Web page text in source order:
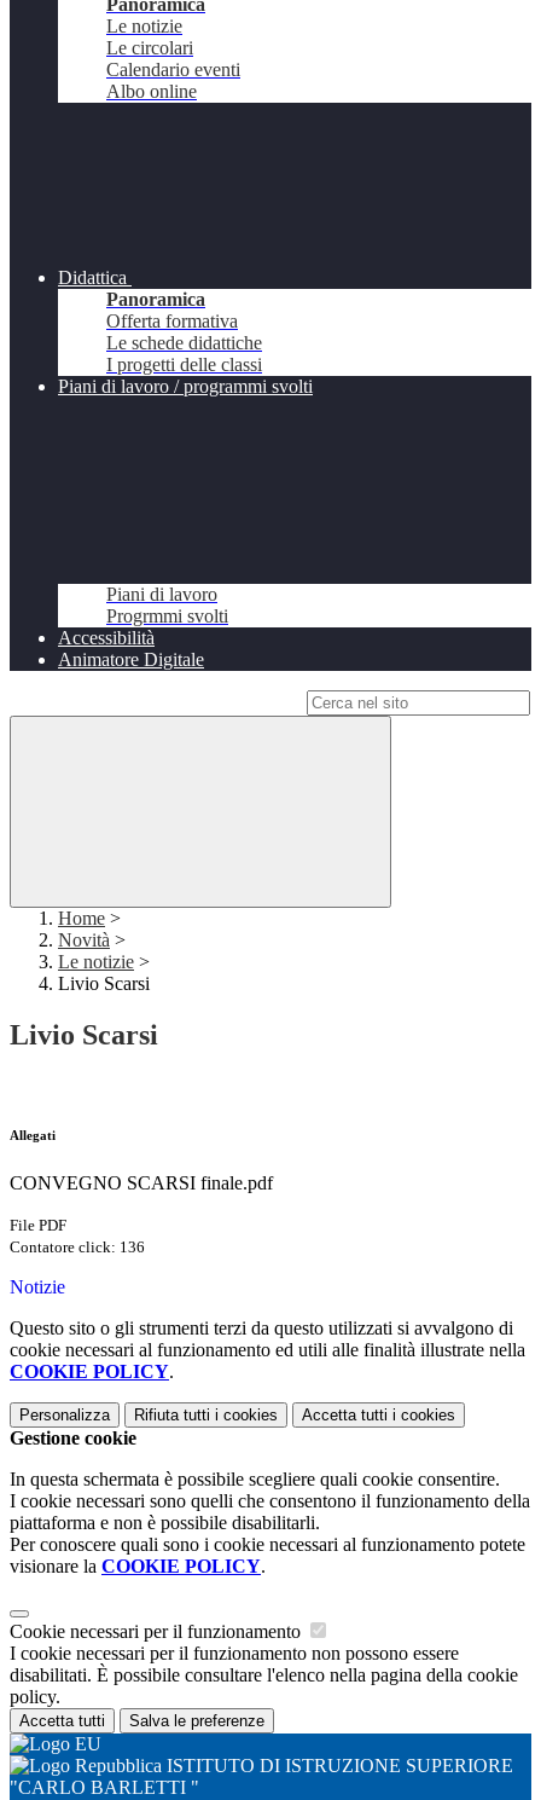
Panoramica
Le notizie
Le circolari
Calendario eventi
Albo online
Didattica
Panoramica
Offerta formativa
Le schede didattiche
I progetti delle classi
Piani di lavoro / programmi svolti
Piani di lavoro
Progrmmi svolti
Accessibilità
Animatore Digitale
Home >
Novità >
Le notizie >
Livio Scarsi
Livio Scarsi
Allegati
CONVEGNO SCARSI finale.pdf
File PDF
Contatore click: 136
Notizie
Questo sito o gli strumenti terzi da questo utilizzati si avvalgono di
cookie necessari al funzionamento ed utili alle finalità illustrate nella
COOKIE POLICY.
Personalizza Rifiuta tutti i cookies Accetta tutti i cookies
Gestione cookie
In questa schermata è possibile scegliere quali cookie consentire.
I cookie necessari sono quelli che consentono il funzionamento della
piattaforma e non è possibile disabilitarli.
Per conoscere quali sono i cookie necessari al funzionamento potete
visionare la COOKIE POLICY.
Cookie necessari per il funzionamento
I cookie necessari per il funzionamento non possono essere
disabilitati. È possibile consultare l'elenco nella pagina della cookie
policy.
Accetta tutti Salva le preferenze
ISTITUTO DI ISTRUZIONE SUPERIORE
"CARLO BARLETTI "